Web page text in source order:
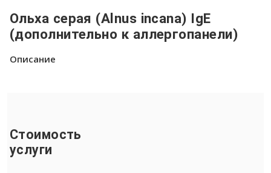
Ольха серая (Alnus incana) IgE
(дополнительно к аллергопанели)
Описание
Стоимость
услуги